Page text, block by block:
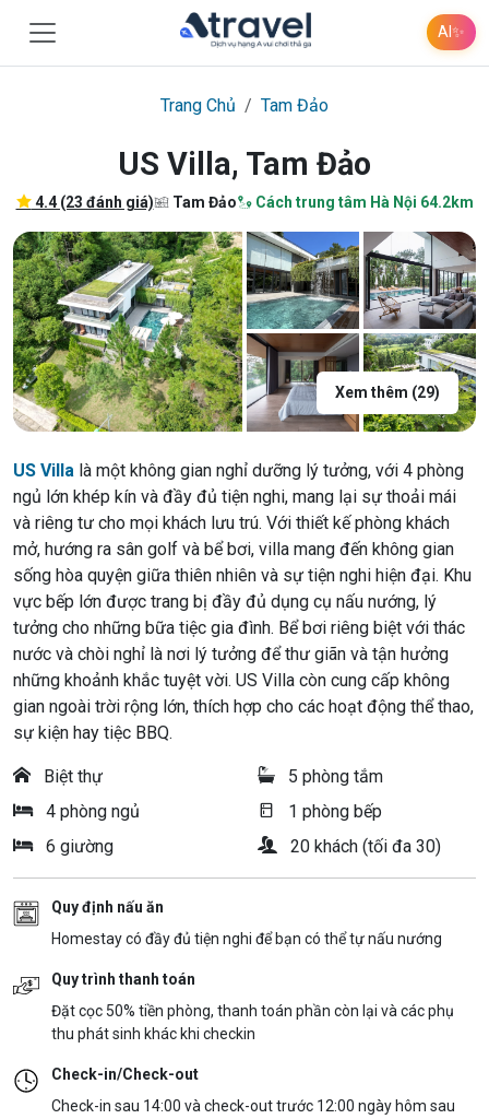
AI✨
Trang Chủ Tam Đảo
US Villa, Tam Đảo
4.4 (23 đánh giá) Tam Đảo Cách trung tâm Hà Nội 64.2km
Xem thêm (29)
US Villa là một không gian nghỉ dưỡng lý tưởng, với 4 phòng
ngủ lớn khép kín và đầy đủ tiện nghi, mang lại sự thoải mái
và riêng tư cho mọi khách lưu trú. Với thiết kế phòng khách
mở, hướng ra sân golf và bể bơi, villa mang đến không gian
sống hòa quyện giữa thiên nhiên và sự tiện nghi hiện đại. Khu
vực bếp lớn được trang bị đầy đủ dụng cụ nấu nướng, lý
tưởng cho những bữa tiệc gia đình. Bể bơi riêng biệt với thác
nước và chòi nghỉ là nơi lý tưởng để thư giãn và tận hưởng
những khoảnh khắc tuyệt vời. US Villa còn cung cấp không
gian ngoài trời rộng lớn, thích hợp cho các hoạt động thể thao,
sự kiện hay tiệc BBQ.
Biệt thự
5 phòng tắm
4 phòng ngủ
1 phòng bếp
6 giường
20 khách (tối đa 30)
Quy định nấu ăn
Homestay có đầy đủ tiện nghi để bạn có thể tự nấu nướng
Quy trình thanh toán
Đặt cọc 50% tiền phòng, thanh toán phần còn lại và các phụ
thu phát sinh khác khi checkin
Check-in/Check-out
Check-in sau 14:00 và check-out trước 12:00 ngày hôm sau